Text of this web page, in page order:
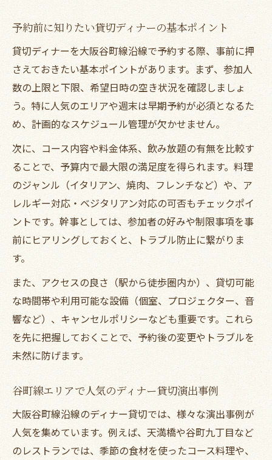
予約前に知りたい貸切ディナーの基本ポイント
貸切ディナーを大阪谷町線沿線で予約する際、事前に押
さえておきたい基本ポイントがあります。まず、参加人
数の上限と下限、希望日時の空き状況を確認しましょ
う。特に人気のエリアや週末は早期予約が必須となるた
め、計画的なスケジュール管理が欠かせません。
次に、コース内容や料金体系、飲み放題の有無を比較す
ることで、予算内で最大限の満足度を得られます。料理
のジャンル（イタリアン、焼肉、フレンチなど）や、ア
レルギー対応・ベジタリアン対応の可否もチェックポイ
ントです。幹事としては、参加者の好みや制限事項を事
前にヒアリングしておくと、トラブル防止に繋がりま
す。
また、アクセスの良さ（駅から徒歩圏内か）、貸切可能
な時間帯や利用可能な設備（個室、プロジェクター、音
響など）、キャンセルポリシーなども重要です。これら
を先に把握しておくことで、予約後の変更やトラブルを
未然に防げます。
谷町線エリアで人気のディナー貸切演出事例
大阪谷町線沿線のディナー貸切では、様々な演出事例が
人気を集めています。例えば、天満橋や谷町九丁目など
のレストランでは、季節の食材を使ったコース料理や、